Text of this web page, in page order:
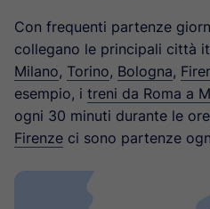
Con frequenti partenze
collegano le principali città
Milano, Torino, Bologna,
esempio, i treni da Roma a
ogni 30 minuti durante le
Firenze ci sono partenze